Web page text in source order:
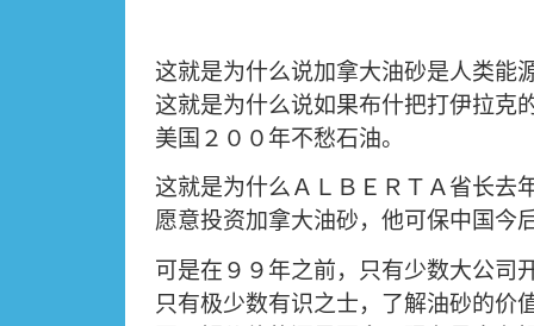
这就是为什么说加拿大油砂是人类能
这就是为什么说如果布什把打伊拉克
美国２００年不愁石油。
这就是为什么ＡＬＢＥＲＴＡ省长去
愿意投资加拿大油砂，他可保中国今
可是在９９年之前，只有少数大公司
只有极少数有识之士，了解油砂的价